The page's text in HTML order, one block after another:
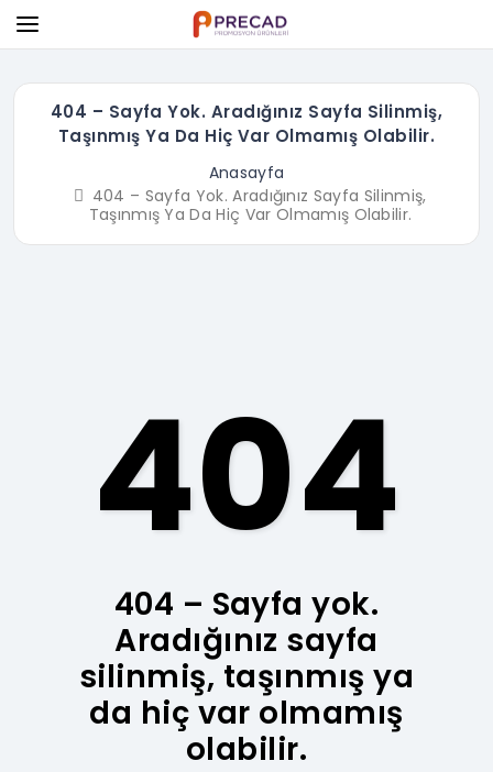
404 – Sayfa Yok. Aradığınız Sayfa Silinmiş,
Taşınmış Ya Da Hiç Var Olmamış Olabilir.
Anasayfa
404 – Sayfa Yok. Aradığınız Sayfa Silinmiş,
Taşınmış Ya Da Hiç Var Olmamış Olabilir.
404
404 – Sayfa yok.
Aradığınız sayfa
silinmiş, taşınmış ya
da hiç var olmamış
olabilir.